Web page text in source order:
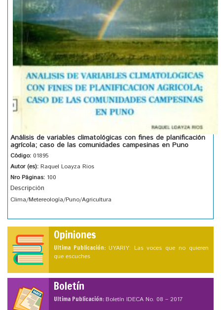
Análisis de variables climatológicas con fines de planificación
agrícola; caso de las comunidades campesinas en Puno
Código: 01895
Autor (es): Raquel Loayza Rios
Nro Páginas: 100
Descripción
Clima/Metereología/Puno/Agricultura
Opiniones
Ultima Publicación: UYARIY: Las voces que no quieren
que escuches
Boletín
Ultima Publicación:Boletín IDECA No. 08 – 2017